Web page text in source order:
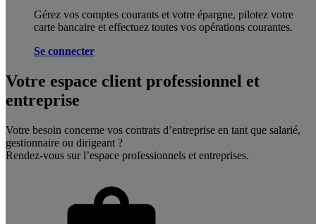
Gérez vos comptes courants et votre épargne, pilotez votre
carte bancaire et effectuez toutes vos opérations courantes.
Se connecter
Votre espace client professionnel et
entreprise
Votre besoin concerne vos contrats d’entreprise en tant que salarié,
gestionnaire ou dirigeant ?
Rendez-vous sur l’espace professionnels et entreprises.